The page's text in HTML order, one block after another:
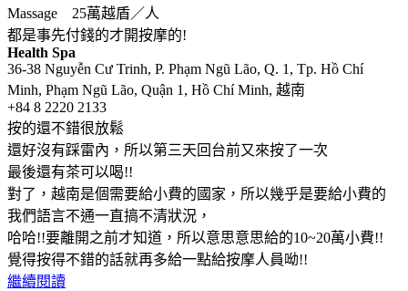
Massage 25萬越盾／人
都是事先付錢的才開按摩的!
Health Spa
36-38 Nguyễn Cư Trinh, P. Phạm Ngũ Lão, Q. 1, Tp. Hồ Chí
Minh, Phạm Ngũ Lão, Quận 1, Hồ Chí Minh, 越南
+84 8 2220 2133
按的還不錯很放鬆
還好沒有踩雷內，所以第三天回台前又來按了一次
最後還有茶可以喝!!
對了，越南是個需要給小費的國家，所以幾乎是要給小費的
我們語言不通一直搞不清狀況，
哈哈!!要離開之前才知道，所以意思意思給的10~20萬小費!!
覺得按得不錯的話就再多給一點給按摩人員呦!!
繼續閱讀